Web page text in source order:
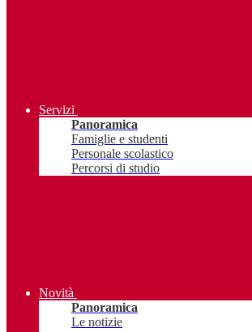
Servizi
Panoramica
Famiglie e studenti
Personale scolastico
Percorsi di studio
Novità
Panoramica
Le notizie